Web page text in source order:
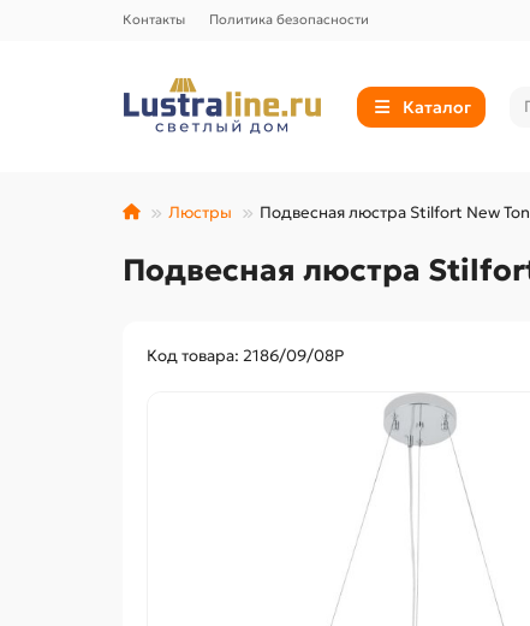
Контакты Политика безопасности
Каталог
Люстры Подвесная люстра Stilfort New
Подвесная люстра
Код товара: 2186/09/08P